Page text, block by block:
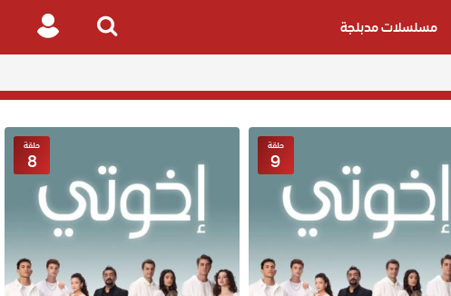
مسلسلات مدبلجة
Search
Login
حلقة
9
حلقة
8